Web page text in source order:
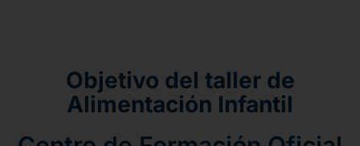
Objetivo del taller de
Alimentación Infantil